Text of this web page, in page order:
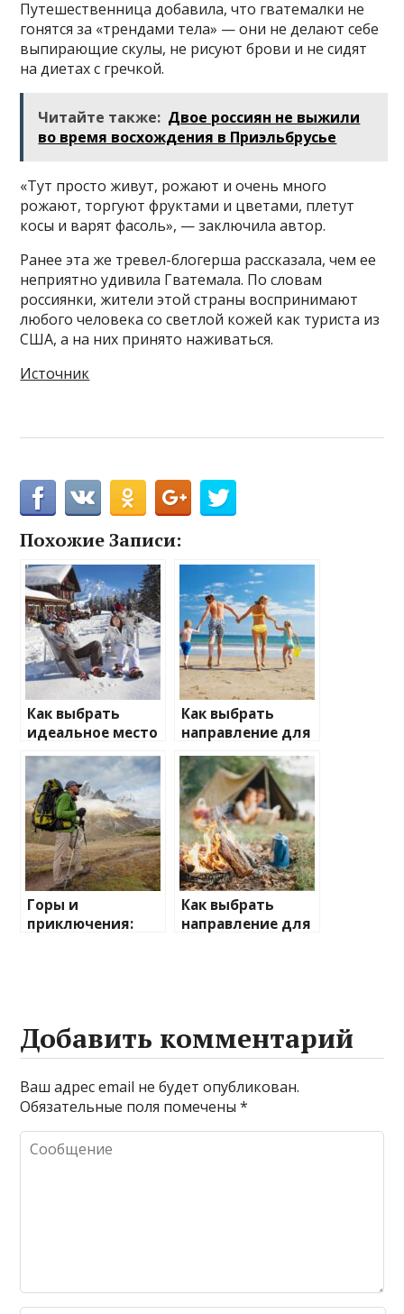
Путешественница добавила, что гватемалки не
гонятся за «трендами тела» — они не делают себе
выпирающие скулы, не рисуют брови и не сидят
на диетах с гречкой.
Читайте также: Двое россиян не выжили
во время восхождения в Приэльбрусье
«Тут просто живут, рожают и очень много
рожают, торгуют фруктами и цветами, плетут
косы и варят фасоль», — заключила автор.
Ранее эта же тревел-блогерша рассказала, чем ее
неприятно удивила Гватемала. По словам
россиянки, жители этой страны воспринимают
любого человека со светлой кожей как туриста из
США, а на них принято наживаться.
Источник
Похожие Записи:
Как выбрать
идеальное место
для зимнего
отдыха
Как выбрать
направление для
отдыха с детьми
Горы и
приключения:
Как выбрать
направление для
Добавить комментарий
Ваш адрес email не будет опубликован.
Обязательные поля помечены*